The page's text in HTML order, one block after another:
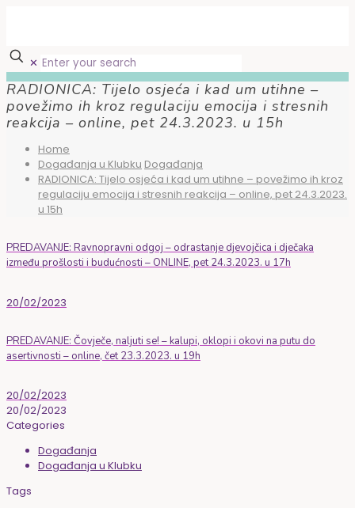
✕
RADIONICA: Tijelo osjeća i kad um utihne –
povežimo ih kroz regulaciju emocija i stresnih
reakcija – online, pet 24.3.2023. u 15h
Home
Događanja u Klubku Događanja
RADIONICA: Tijelo osjeća i kad um utihne – povežimo ih kroz
regulaciju emocija i stresnih reakcija – online, pet 24.3.2023.
u 15h
PREDAVANJE: Ravnopravni odgoj – odrastanje djevojčica i dječaka
između prošlosti i budućnosti – ONLINE, pet 24.3.2023. u 17h
20/02/2023
PREDAVANJE: Čovječe, naljuti se! – kalupi, oklopi i okovi na putu do
asertivnosti – online, čet 23.3.2023. u 19h
20/02/2023
20/02/2023
Categories
Događanja
Događanja u Klubku
Tags